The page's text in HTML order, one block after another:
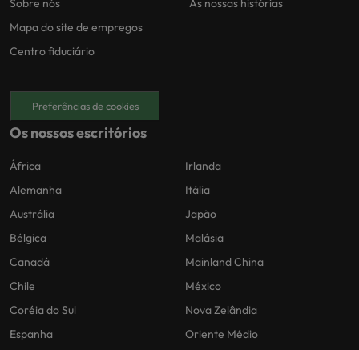
Sobre nós
Mapa do site de empregos
Centro fiduciário
As nossas histórias
Preferências de cookies
Os nossos escritórios
África
Alemanha
Austrália
Bélgica
Canadá
Chile
Coréia do Sul
Espanha
Irlanda
Itália
Japão
Malásia
Mainland China
México
Nova Zelândia
Oriente Médio